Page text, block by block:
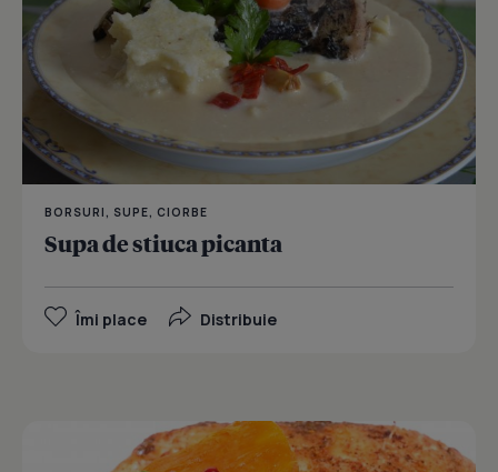
BORSURI, SUPE, CIORBE
Supa de stiuca picanta
Îmi place Distribuie